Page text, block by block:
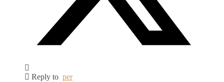
Reply to per